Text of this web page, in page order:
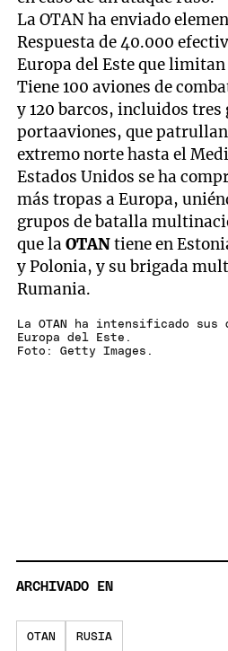
La OTAN ha enviado
Respuesta de 40.000
Europa del Este que
Tiene 100 aviones de
y 120 barcos, incluidos tres
portaaviones, que
extremo norte hasta el
Estados Unidos se ha
más tropas a Europa,
grupos de batalla
que laOTANtiene en
y Polonia, y su brigada
Rumania.
La OTAN ha intensificado
Europa del Este.
Foto: Getty Images.
ARCHIVADO EN
OTAN RUSIA